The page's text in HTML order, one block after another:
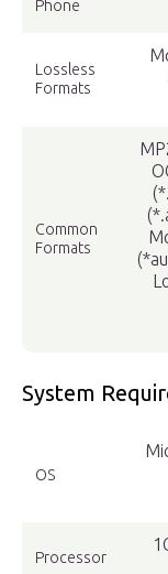
Phone
Lossless
Formats
Common
Formats
System
OS
Processor